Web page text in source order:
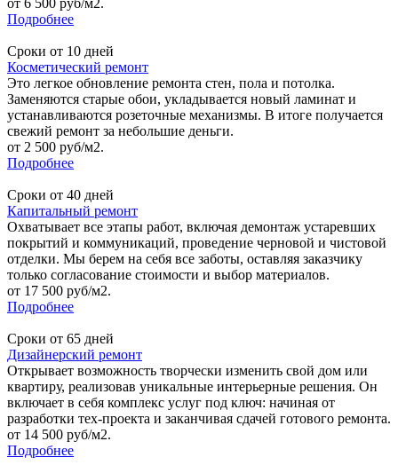
Подробнее
Сроки от 10 дней
Косметический ремонт
Это легкое обновление ремонта стен, пола и потолка.
Заменяются старые обои, укладывается новый ламинат и
устанавливаются розеточные механизмы. В итоге получается
свежий ремонт за небольшие деньги.
от 2 500 руб/м2.
Подробнее
Сроки от 40 дней
Капитальный ремонт
Охватывает все этапы работ, включая демонтаж устаревших
покрытий и коммуникаций, проведение черновой и чистовой
отделки. Мы берем на себя все заботы, оставляя заказчику
только согласование стоимости и выбор материалов.
от 17 500 руб/м2.
Подробнее
Сроки от 65 дней
Дизайнерский ремонт
Открывает возможность творчески изменить свой дом или
квартиру, реализовав уникальные интерьерные решения. Он
включает в себя комплекс услуг под ключ: начиная от
разработки тех-проекта и заканчивая сдачей готового ремонта.
от 14 500 руб/м2.
Подробнее